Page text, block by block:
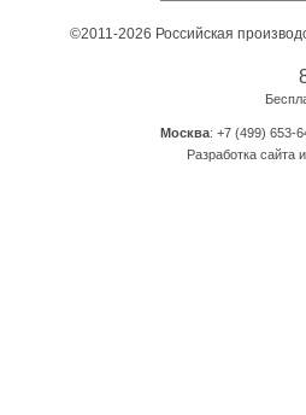
©2011-2026 Российская
Москва: +7 (499) 653-
Разработка сайта